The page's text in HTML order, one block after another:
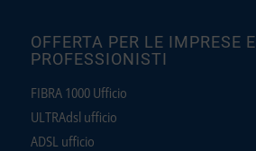
OFFERTA PER LE IMPRESE E
PROFESSIONISTI
FIBRA 1000 Ufficio
ULTRAdsl ufficio
ADSL ufficio